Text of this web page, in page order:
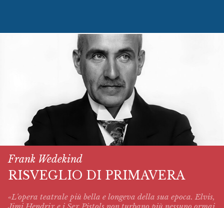
Frank Wedekind
RISVEGLIO DI PRIMAVERA
«L'opera teatrale più bella e longeva della sua epoca. Elvis,
Jimi Hendrix e i Sex Pistols non turbano più nessuno ormai